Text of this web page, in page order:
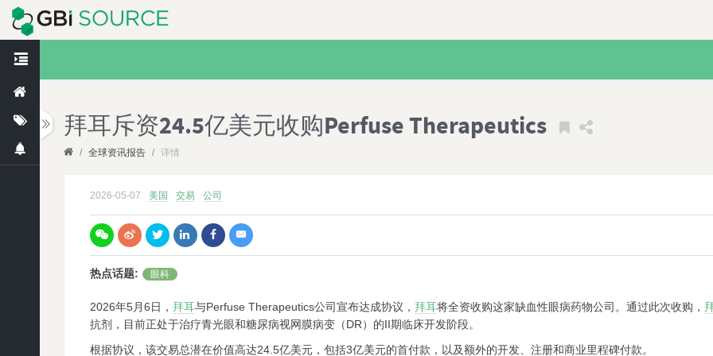
拜耳斥资24.5亿美元收购Perfuse Therapeutics
/ 全球资讯报告 / 详情
2026-05-07 美国 交易 公司
热点话题: 眼科
2026年5月6日， 拜耳与Perfuse Therapeutics公司宣布达成协议， 拜耳将全资收购这家缺血性眼病药物公司。通过此次收购，
抗剂，目前正处于治疗青光眼和糖尿病视网膜病变（DR）的II期临床开发阶段。
根据协议，该交易总潜在价值高达24.5亿美元，包括3亿美元的首付款，以及额外的开发、注册和商业里程碑付款。